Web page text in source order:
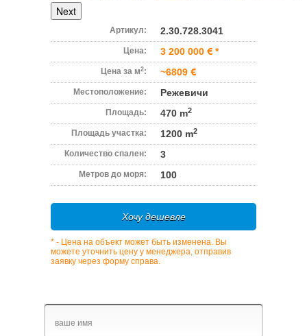
Next
Артикул: 2.30.728.3041
Цена: 3 200 000 *
Цена за м2: ~6809
Местоположение: Режевичи
Площадь: 470 m2
Площадь участка: 1200 m2
Количество спален: 3
Метров до моря: 100
Хочу дешевле
* - Цена на объект может быть изменена. Вы
можете уточнить цену у менеджера, отправив
заявку через форму справа.